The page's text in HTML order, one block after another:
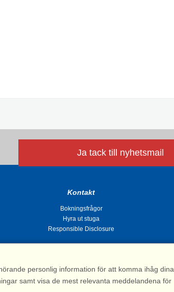
Ja tack till nyhetsmail
Kontakt
Bokningsfrågor
Hyra ut stuga
Responsible Disclosure
2, 311 32 Falkenberg | Sverige
personlig information för att komma ihåg dina
samt visa de mest relevanta meddelandena för